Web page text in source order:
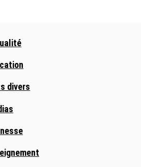
divers